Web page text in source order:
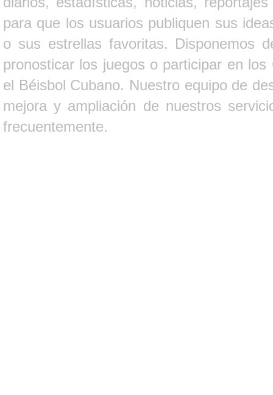
para que los usuarios publiquen sus
o sus estrellas favoritas. Disponemos
pronosticar los juegos o participar en
el Béisbol Cubano. Nuestro equipo de
mejora y ampliación de nuestros
frecuentemente.